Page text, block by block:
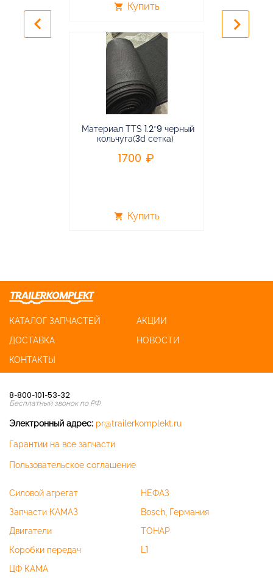
shopping_cart Купить
Материал TTS 1.2*9 черный
кольчуга(3d сетка)
1700
shopping_cart Купить
keyboard_arrow_left keyboard_arrow_right
КАТАЛОГ ЗАПЧАСТЕЙ
АКЦИИ
ДОСТАВКА
НОВОСТИ
КОНТАКТЫ
8-800-101-53-32
Бесплатный звонок по РФ
Электронный адрес: pr@trailerkomplekt.ru
Гарантии на все запчасти
Пользовательское соглашение
Силовой агрегат
Запчасти КАМАЗ
Двигатели
Коробки передач
ЦФ КАМА
НЕФАЗ
Bosch, Германия
ТОНАР
L1